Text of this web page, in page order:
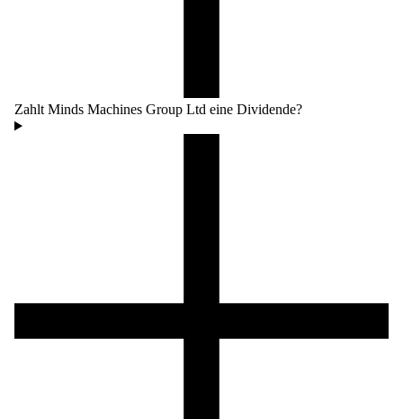
Zahlt Minds Machines Group Ltd eine Dividende?